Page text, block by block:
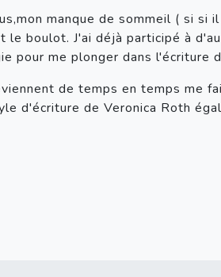
manque de sommeil ( si si
boulot. J'ai déjà participé à
pour me plonger dans l'écriture
de temps en temps me
d'écriture de Veronica Roth